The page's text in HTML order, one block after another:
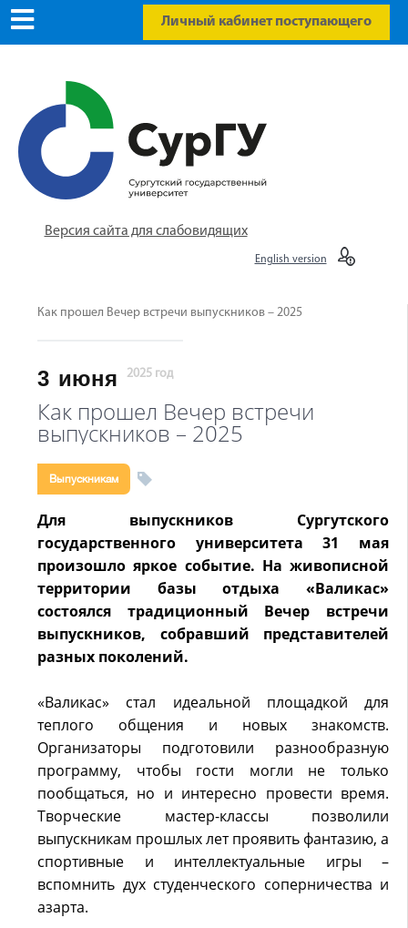
Личный кабинет поступающего
Версия сайта для слабовидящих
English version
Как прошел Вечер встречи выпускников – 2025
3 июня 2025 год
Как прошел Вечер встречи
выпускников – 2025
Выпускникам
Для выпускников Сургутского
государственного университета 31 мая
произошло яркое событие. На живописной
территории базы отдыха «Валикас»
состоялся традиционный Вечер встречи
выпускников, собравший представителей
разных поколений.
«Валикас» стал идеальной площадкой для
теплого общения и новых знакомств.
Организаторы подготовили разнообразную
программу, чтобы гости могли не только
пообщаться, но и интересно провести время.
Творческие мастер-классы позволили
выпускникам прошлых лет проявить фантазию, а
спортивные и интеллектуальные игры –
вспомнить дух студенческого соперничества и
азарта.